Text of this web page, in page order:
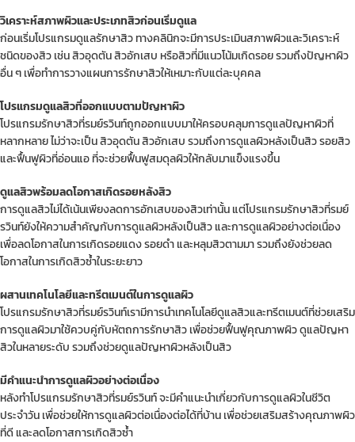
วิเคราะห์สภาพผิวและประเภทสิวก่อนเริ่มดูแล
ก่อนเริ่มโปรแกรมดูแลรักษาสิว ทางคลินิกจะมีการประเมินสภาพผิวและวิเคราะห์
ชนิดของสิว เช่น สิวอุดตัน สิวอักเสบ หรือสิวที่มีแนวโน้มเกิดรอย รวมถึงปัญหาผิว
อื่น ๆ เพื่อทำการวางแผนการรักษาสิวให้เหมาะกับแต่ละบุคคล
โปรแกรมดูแลสิวที่ออกแบบตามปัญหาผิว
โปรแกรมรักษาสิวที่รมย์รวินท์ถูกออกแบบมาให้ครอบคลุมการดูแลปัญหาผิวที่
หลากหลาย ไม่ว่าจะเป็น สิวอุดตัน สิวอักเสบ รวมถึงการดูแลผิวหลังเป็นสิว รอยสิว
และฟื้นฟูผิวที่อ่อนแอ ที่จะช่วยฟื้นฟูสมดุลผิวให้กลับมาแข็งแรงขึ้น
ดูแลสิวพร้อมลดโอกาสเกิดรอยหลังสิว
การดูแลสิวไม่ได้เน้นเพียงลดการอักเสบของสิวเท่านั้น แต่โปรแกรมรักษาสิวที่รมย์
รวินท์ยังให้ความสำคัญกับการดูแลผิวหลังเป็นสิว และการดูแลผิวอย่างต่อเนื่อง
เพื่อลดโอกาสในการเกิดรอยแดง รอยดำ และหลุมสิวตามมา รวมถึงยังช่วยลด
โอกาสในการเกิดสิวซ้ำในระยะยาว
ผสานเทคโนโลยีและทรีตเมนต์ในการดูแลผิว
โปรแกรมรักษาสิวที่รมย์รวินท์เรามีการนำเทคโนโลยีดูแลสิวและทรีตเมนต์ที่ช่วยเสริม
การดูแลผิวมาใช้ควบคู่กับหัตถการรักษาสิว เพื่อช่วยฟื้นฟูคุณภาพผิว ดูแลปัญหา
สิวในหลายระดับ รวมถึงช่วยดูแลปัญหาผิวหลังเป็นสิว
มีคำแนะนำการดูแลผิวอย่างต่อเนื่อง
หลังทำโปรแกรมรักษาสิวที่รมย์รวินท์ จะมีคำแนะนำเกี่ยวกับการดูแลผิวในชีวิต
ประจำวัน เพื่อช่วยให้การดูแลผิวต่อเนื่องต่อได้ที่บ้าน เพื่อช่วยเสริมสร้างคุณภาพผิว
ที่ดี และลดโอกาสการเกิดสิวซ้ำ